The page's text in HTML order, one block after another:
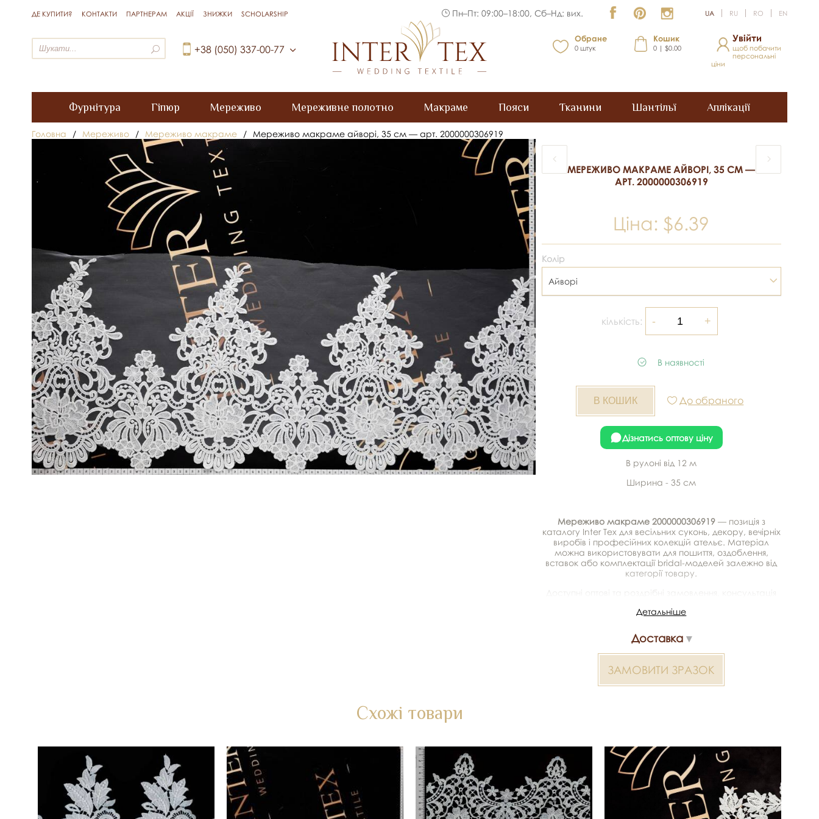
ДЕ КУПИТИ? КОНТАКТИ ПАРТНЕРАМ АКЦІЇ ЗНИЖКИ SCHOLARSHIP Пн–Пт: 09:00–18:00, Сб–Нд: вих. UA RU RO EN
+38 (050) 337-00-77
Обране
0 штук
Кошик
0 | $0.00
Увійти
щоб побачити
персональні
ціни
Фурнітура Гіпюр Мереживо Мереживне полотно Макраме Пояси Тканини Шантільї Аплікації
Головна / Мереживо / Мереживо макраме / Мереживо макраме айворі, 35 см — арт. 2000000306919
МЕРЕЖИВО МАКРАМЕ АЙВОРІ, 35 СМ —
АРТ. 2000000306919
Ціна: $6.39
Колір
Айворі
кількість:
В наявності
До обраного
Дізнатись оптову ціну
В рулоні від 12 м
Ширина - 35 см
Мереживо макраме 2000000306919— позиція з
каталогу Inter Tex для весільних суконь, декору, вечірніх
виробів і професійних колекцій ательє. Матеріал
можна використовувати для пошиття, оздоблення,
вставок або комплектації bridal-моделей залежно від
категорії товару.
Доступні оптові та роздрібні замовлення, консультація
доставка. Артикул/SKU: 358895.
Мереживо макраме 2000000306919 — матеріал для
Детальніше
Доставка
ЗАМОВИТИ ЗРАЗОК
Схожі товари